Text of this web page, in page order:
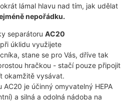
lámal hlavu nad tím, jak udělat
nepořádku.
separátoruAC20
úklidu využijete
stane se pro Vás, dříve tak
hračkou - stačí pouze připojit
okamžitě vysávat.
je účinný omyvatelný HEPA
a silná a odolná nádoba na